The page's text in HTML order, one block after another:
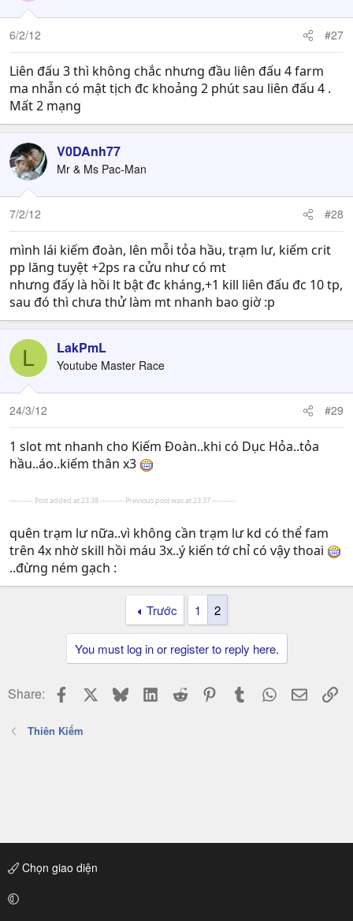
6/2/12 #27
Liên đấu 3 thì không chắc nhưng đầu liên đấu 4 farm
ma nhẫn có mật tịch đc khoảng 2 phút sau liên đấu 4 .
Mất 2 mạng
V0DAnh77
Mr & Ms Pac-Man
7/2/12 #28
mình lái kiếm đoàn, lên mỗi tỏa hầu, trạm lư, kiếm crit
pp lăng tuyệt +2ps ra cửu như có mt
nhưng đấy là hồi lt bật đc kháng,+1 kill liên đấu đc 10 tp,
sau đó thì chưa thử làm mt nhanh bao giờ :p
L LakPmL
Youtube Master Race
24/3/12 #29
1 slot mt nhanh cho Kiếm Đoàn..khi có Dục Hỏa..tỏa
hầu..áo..kiếm thân x3
---------- Post added at 23:38 ---------- Previous post was at 23:37 ----------
quên trạm lư nữa..vì không cần trạm lư kd có thể fam
trên 4x nhờ skill hồi máu 3x..ý kiến tớ chỉ có vậy thoai
..đừng ném gạch :
Trước 1 2
You must log in or register to reply here.
Share: Facebook BlueskyLinkedIn
Reddit PinterestTumblr WhatsApp
Email
Thiên Kiếm
Chọn giao diện